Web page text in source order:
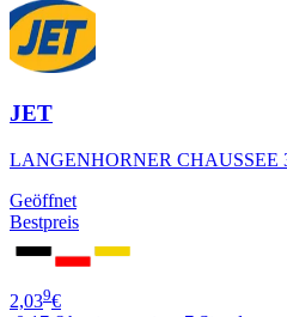
JET
LANGENHORNER CHAUSSEE
Geöffnet
Bestpreis
2,039€